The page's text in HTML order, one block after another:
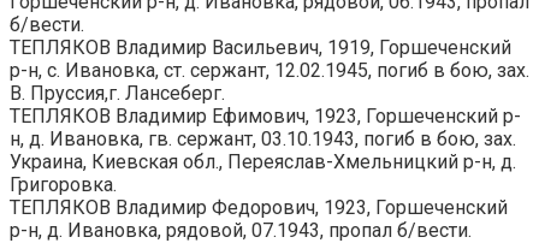
б/вести.
ТЕПЛЯКОВ Владимир Васильевич, 1919, Горшеченский
р-н, с. Ивановка, ст. сержант, 12.02.1945, погиб в бою, зах.
В. Пруссия,г. Лансеберг.
ТЕПЛЯКОВ Владимир Ефимович, 1923, Горшеченский р-
н, д. Ивановка, гв. сержант, 03.10.1943, погиб в бою, зах.
Украина, Киевская обл., Переяслав-Хмельницкий р-н, д.
Григоровка.
ТЕПЛЯКОВ Владимир Федорович, 1923, Горшеченский
р-н, д. Ивановка, рядовой, 07.1943, пропал б/вести.